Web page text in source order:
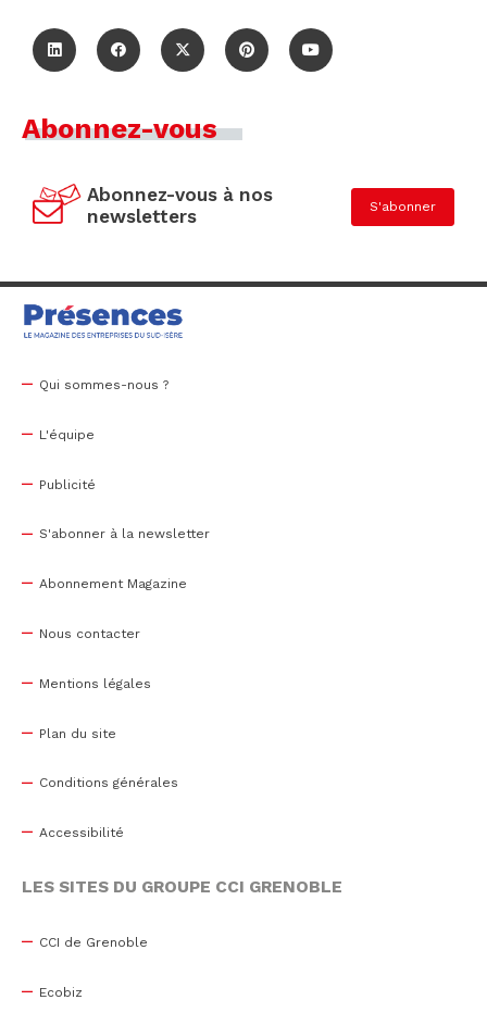
Abonnez-vous
Abonnez-vous à nos
newsletters
S'abonner
Qui sommes-nous ?
L'équipe
Publicité
S'abonner à la newsletter
Abonnement Magazine
Nous contacter
Mentions légales
Plan du site
Conditions générales
Accessibilité
LES SITES DU GROUPE CCI GRENOBLE
CCI de Grenoble
Ecobiz